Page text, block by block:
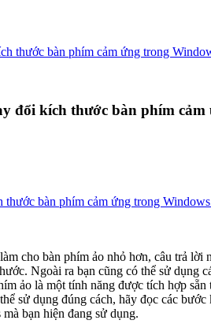
thước bàn phím cảm ứng trong
đổi kích thước bàn phím cảm
thước bàn phím cảm ứng trong
cho bàn phím ảo nhỏ hơn, câu trả
Ngoài ra bạn cũng có thể sử dụng
cách, hãy đọc các bước khắc phục sự cố dưới đây
bạn hiện đang sử dụng.